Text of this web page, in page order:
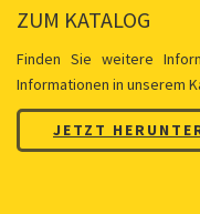
ZUM KATALOG
Finden Sie weitere
Informationen in unserem
JETZT